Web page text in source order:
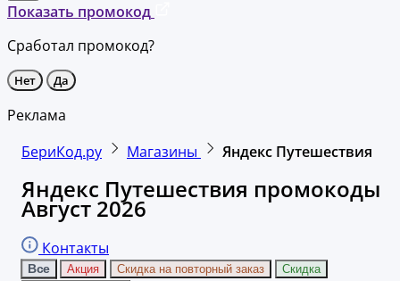
Показать промокод
Сработал промокод?
Нет Да
Реклама
БериКод.ру
Магазины Яндекс Путешествия
Яндекс Путешествия промокоды
Август 2026
Контакты
Все Акция Скидка на повторный заказ
Скидка